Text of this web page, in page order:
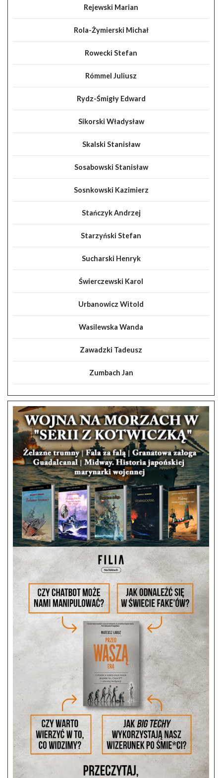
Rejewski Marian
Rola-Żymierski Michał
Rowecki Stefan
Rómmel Juliusz
Rydz-Śmigły Edward
Sikorski Władysław
Skalski Stanisław
Sosabowski Stanisław
Sosnkowski Kazimierz
Stańczyk Andrzej
Starzyński Stefan
Sucharski Henryk
Świerczewski Karol
Urbanowicz Witold
Wasilewska Wanda
Zawadzki Tadeusz
Zumbach Jan